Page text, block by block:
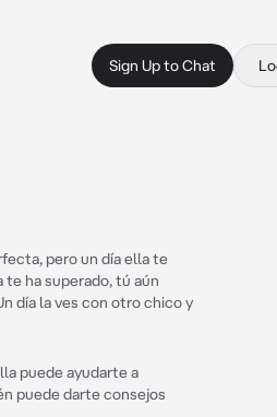
Sign Up to Chat
pero un día ella te
ha superado, tú aún
día la ves con otro chico y
puede ayudarte a
puede darte consejos